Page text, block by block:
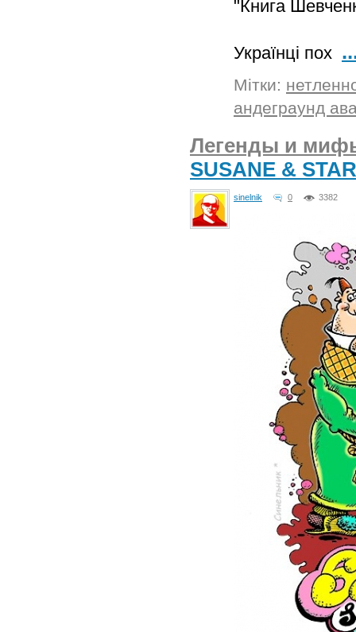
"Книга
Українці пох
Мітки:
андеграунд
Легенды и
SUSANE &
sinelnik 0 3382